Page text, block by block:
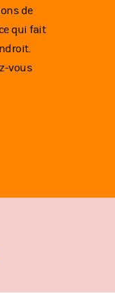
de
qui fait
vous